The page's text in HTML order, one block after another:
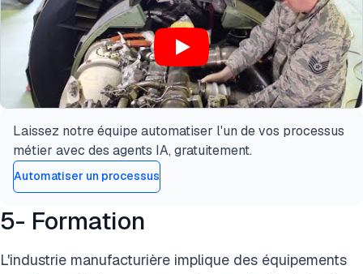
Laissez notre équipe automatiser l'un de vos processus
métier avec des agents IA, gratuitement.
Automatiser un processus
5- Formation
L'industrie manufacturière implique des équipements